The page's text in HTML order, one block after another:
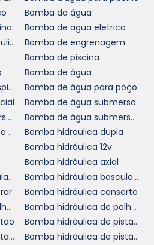
DE
de uma
águaé fundamental
eficiente. Por isso, é
instalação seja realizada
que possam
adequada, evitando
podem comprometer
Durante a instalação, é
todos os pontos de
que todos os
funcionando em
Bomba da água
Bomba de agua eletrica
Bomba de direção hidráulica
Bomba de engrenagem
Bomba de piscina
Bomba de água
Bomba de água auto aspirante
Bomba de água para poço
Bomba de água submersa
Bomba de água submersa para poço
Bomba de água submersa preço
Bomba engrenagem alta pressão
Bomba hidraulica dupla
Bomba hidráulica 12v
Bomba hidráulica axial
Bomba hidráulica basculante
Bomba hidráulica basculante preço
Bomba hidráulica conserto
Bomba hidráulica de palheta
Bomba hidráulica de palhetas variável
Bomba hidráulica de pistão a venda
Bomba hidráulica de pistão cotar
Bomba hidráulica de pistão cotação